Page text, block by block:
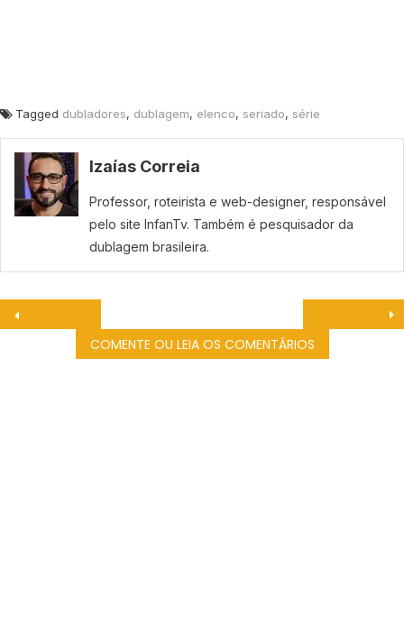
Tagged dubladores, dublagem, elenco, seriado, série
Izaías Correia
Professor, roteirista e web-designer, responsável
pelo site InfanTv. Também é pesquisador da
dublagem brasileira.
COMENTE OU LEIA OS COMENTÁRIOS